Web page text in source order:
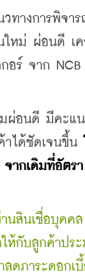
ทางการพิจา
ใหม่ ผ่อนดี เ
อร์ จาก NCB
มผ่อนดี มีคะแ
าได้ชัดเจนขึ้น
ากเดิมที่อัตรา
านสินเชื่อบุคค
ให้กับลูกค้าปร
ดภาระดอกเ